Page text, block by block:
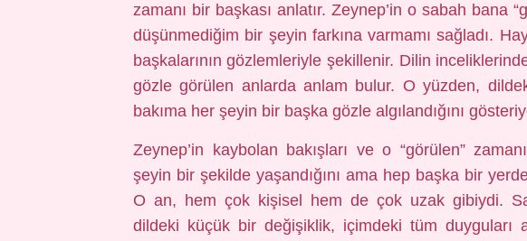
zamanı bir başkası anlatır. Zeynep’in o sabah bana
düşünmediğim bir şeyin farkına varmamı sağladı.
başkalarının gözlemleriyle şekillenir. Dilin
gözle görülen anlarda anlam bulur. O yüzden,
bakıma her şeyin bir başka gözle algılandığını
Zeynep’in kaybolan bakışları ve o “görülen”
şeyin bir şekilde yaşandığını ama hep başka bir
O an, hem çok kişisel hem de çok uzak gibiydi.
dildeki küçük bir değişiklik, içimdeki tüm duyguları